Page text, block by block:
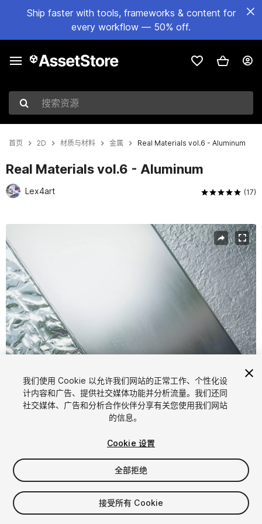
Ship faster with tools, frameworks & content for
every workflow — 50% off.
搜索资源
首页 2D 材质与材料 金属 Real Materials vol.6 - Aluminum
Real Materials vol.6 - Aluminum
Lex4art (17)
1/12
$5 $10
-50%
增值税将在结算时计算
我们使用 Cookie 以允许我们网站的正常工作、个性化设
计内容和广告、提供社交媒体功能并分析流量。我们还同
社交媒体、广告和分析合作伙伴分享有关您使用我们网站
的信息。
Cookie 设置
全部拒绝
接受所有 Cookie